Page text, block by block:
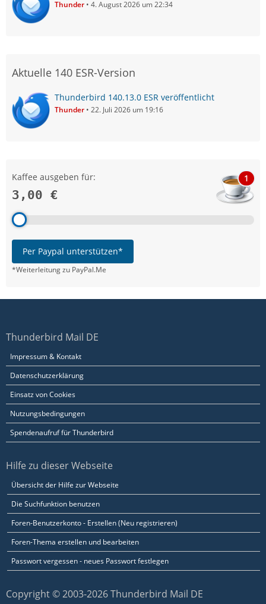
Thunder 4. August 2026 um 22:34
Aktuelle 140 ESR-Version
Thunderbird 140.13.0 ESR veröffentlicht
Thunder 22. Juli 2026 um 19:16
Kaffee ausgeben für:
3,00 €
1
Per Paypal unterstützen*
*Weiterleitung zu PayPal.Me
Thunderbird Mail DE
Impressum & Kontakt
Datenschutzerklärung
Einsatz von Cookies
Nutzungsbedingungen
Spendenaufruf für Thunderbird
Hilfe zu dieser Webseite
Übersicht der Hilfe zur Webseite
Die Suchfunktion benutzen
Foren-Benutzerkonto - Erstellen (Neu registrieren)
Foren-Thema erstellen und bearbeiten
Passwort vergessen - neues Passwort festlegen
Copyright © 2003-2026 Thunderbird Mail DE